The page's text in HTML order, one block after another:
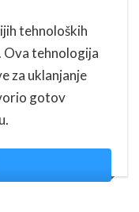
tehnoloških
Ova tehnologija
za uklanjanje
gotov